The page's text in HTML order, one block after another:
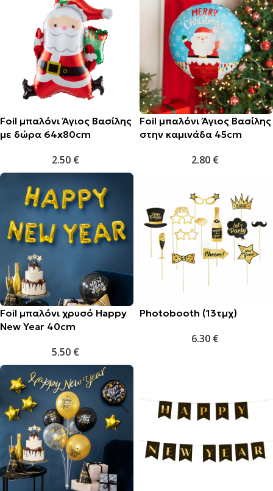
Foil μπαλόνι Άγιος Βασίλης
με δώρα 64x80cm
2.50 €
Foil μπαλόνι Άγιος Βασίλης
στην καμινάδα 45cm
2.80 €
Foil μπαλόνι χρυσό Happy
New Year 40cm
5.50 €
Photobooth (13τμχ)
6.30 €